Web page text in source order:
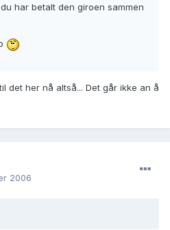
har betalt den giroen sammen
det her nå altså... Det går ikke an å
2006